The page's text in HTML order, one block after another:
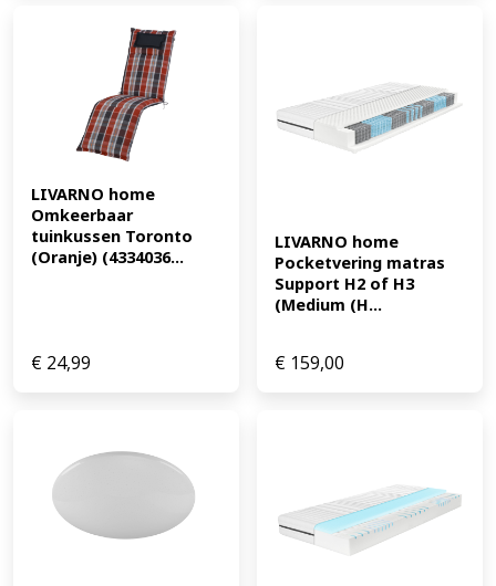
LIVARNO home
Omkeerbaar
tuinkussen Toronto
(Oranje) (4334036...
€ 24,99
LIVARNO home
Pocketvering matras
Support H2 of H3
(Medium (H...
€ 159,00